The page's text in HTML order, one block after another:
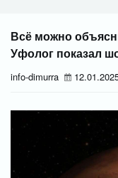
Всё можно
Уфолог показал
info-dimurra